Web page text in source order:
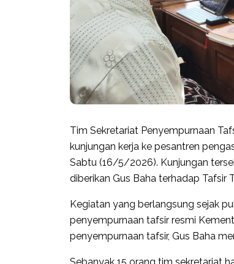
Tim Sekretariat Penyempurnaan
kunjungan kerja ke pesantren
Sabtu (16/5/2026). Kunjungan
diberikan Gus Baha terhadap Tafsir
Kegiatan yang berlangsung sejak
penyempurnaan tafsir resmi
penyempurnaan tafsir, Gus Baha